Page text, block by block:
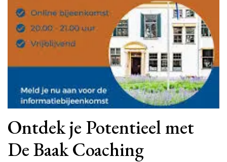
Ontdek je Potentieel met
De Baak Coaching